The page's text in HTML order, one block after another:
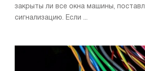
закрыты ли все окна машины,
сигнализацию. Если ...